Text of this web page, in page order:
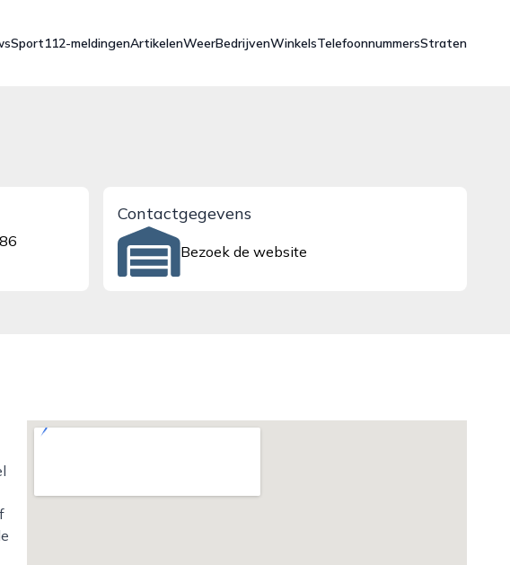
Sport112-meldingenArtikelenWeerBedrijvenWinkelsTelefoonnummersStraten
Contactgegevens
Bezoek de website